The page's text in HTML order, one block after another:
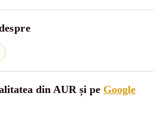
din AUR și pe Google